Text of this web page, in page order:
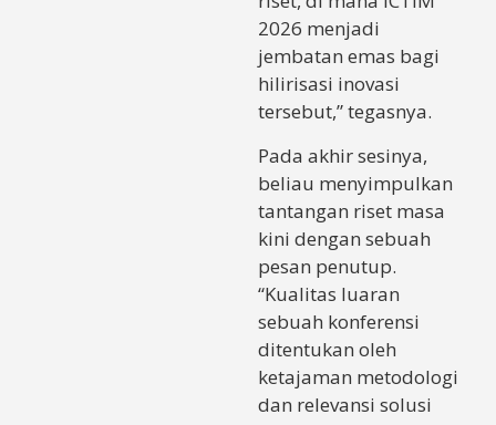
2026 menjadi
jembatan emas bagi
hilirisasi inovasi
tersebut,” tegasnya.
Pada akhir sesinya,
beliau menyimpulkan
tantangan riset masa
kini dengan sebuah
pesan penutup.
“Kualitas luaran
sebuah konferensi
ditentukan oleh
ketajaman metodologi
dan relevansi solusi